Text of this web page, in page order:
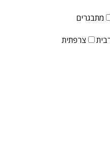
מתבגרים
צרפתית